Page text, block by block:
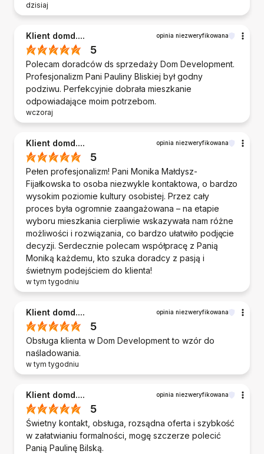
dzisiaj
Klient domd.... opinia niezweryfikowana
5
Polecam doradców ds sprzedaży Dom Development.
Profesjonalizm Pani Pauliny Bliskiej był godny
podziwu. Perfekcyjnie dobrała mieszkanie
odpowiadające moim potrzebom.
wczoraj
Klient domd.... opinia niezweryfikowana
5
Pełen profesjonalizm! Pani Monika Małdysz-
Fijałkowska to osoba niezwykle kontaktowa, o bardzo
wysokim poziomie kultury osobistej. Przez cały
proces była ogromnie zaangażowana – na etapie
wyboru mieszkania cierpliwie wskazywała nam różne
możliwości i rozwiązania, co bardzo ułatwiło podjęcie
decyzji. Serdecznie polecam współpracę z Panią
Moniką każdemu, kto szuka doradcy z pasją i
świetnym podejściem do klienta!
w tym tygodniu
Klient domd.... opinia niezweryfikowana
5
Obsługa klienta w Dom Development to wzór do
naśladowania.
w tym tygodniu
Klient domd.... opinia niezweryfikowana
5
Świetny kontakt, obsługa, rozsądna oferta i szybkość
w załatwianiu formalności, mogę szczerze polecić
Panią Paulinę Bilską.